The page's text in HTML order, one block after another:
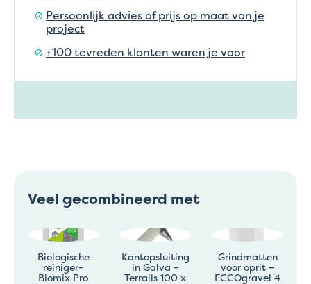
Persoonlijk advies of prijs op maat van je
project
+100 tevreden klanten waren je voor
Veel gecombineerd met
Biologische
reiniger-
Biomix Pro
Kantopsluiting
in Galva –
Terralis 100 x
Grindmatten
voor oprit –
ECCOgravel 4